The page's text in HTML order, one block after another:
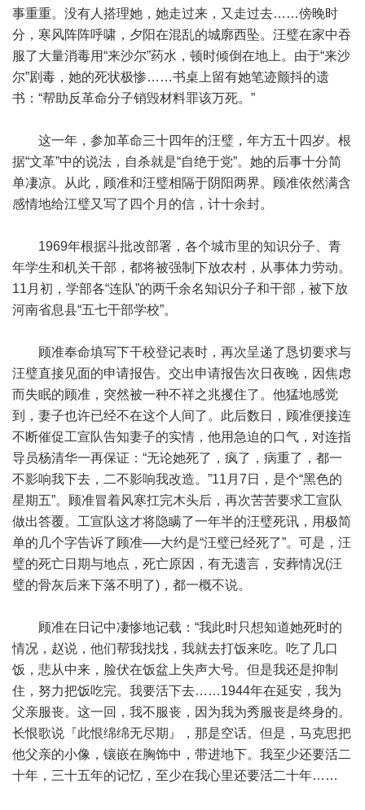
事重重。没有人搭理她，她走过来，又走过去……傍晚时
分，寒风阵阵呼啸，夕阳在混乱的城廓西坠。汪璧在家中吞
服了大量消毒用“来沙尔”药水，顿时倾倒在地上。由于“来沙
尔”剧毒，她的死状极惨……书桌上留有她笔迹颤抖的遗
书：“帮助反革命分子销毁材料罪该万死。”
这一年，参加革命三十四年的汪璧，年方五十四岁。根
据“文革”中的说法，自杀就是“自绝于党”。她的后事十分简
单凄凉。从此，顾准和汪璧相隔于阴阳两界。顾准依然满含
感情地给江璧又写了四个月的信，计十余封。
1969年根据斗批改部署，各个城市里的知识分子、青
年学生和机关干部，都将被强制下放农村，从事体力劳动。
11月初，学部各“连队”的两千余名知识分子和干部，被下放
河南省息县“五七干部学校”。
顾准奉命填写下干校登记表时，再次呈递了恳切要求与
汪璧直接见面的申请报告。交出申请报告次日夜晚，因焦虑
而失眠的顾准，突然被一种不祥之兆攫住了。他猛地感觉
到，妻子也许已经不在这个人间了。此后数日，顾准便接连
不断催促工宣队告知妻子的实情，他用急迫的口气，对连指
导员杨清华一再保证：“无论她死了，疯了，病重了，都一
不影响我下去，二不影响我改造。”11月7日，是个“黑色的
星期五”。顾准冒着风寒扛完木头后，再次苦苦要求工宣队
做出答覆。工宣队这才将隐瞒了一年半的汪璧死讯，用极简
单的几个字告诉了顾准──大约是“汪璧已经死了”。可是，汪
璧的死亡日期与地点，死亡原因，有无遗言，安葬情况(汪
璧的骨灰后来下落不明了)，都一概不说。
顾准在日记中凄惨地记载：“我此时只想知道她死时的
情况，赵说，他们帮我找找，我就去打饭来吃。吃了几口
饭，悲从中来，脸伏在饭盆上失声大号。但是我还是抑制
住，努力把饭吃完。我要活下去……1944年在延安，我为
父亲服丧。这一回，我不服丧，因为我为秀服丧是终身的。
长恨歌说『此恨绵绵无尽期』，那是空话。但是，马克思把
他父亲的小像，镶嵌在胸饰中，带进地下。我至少还要活二
十年，三十五年的记忆，至少在我心里还要活二十年……